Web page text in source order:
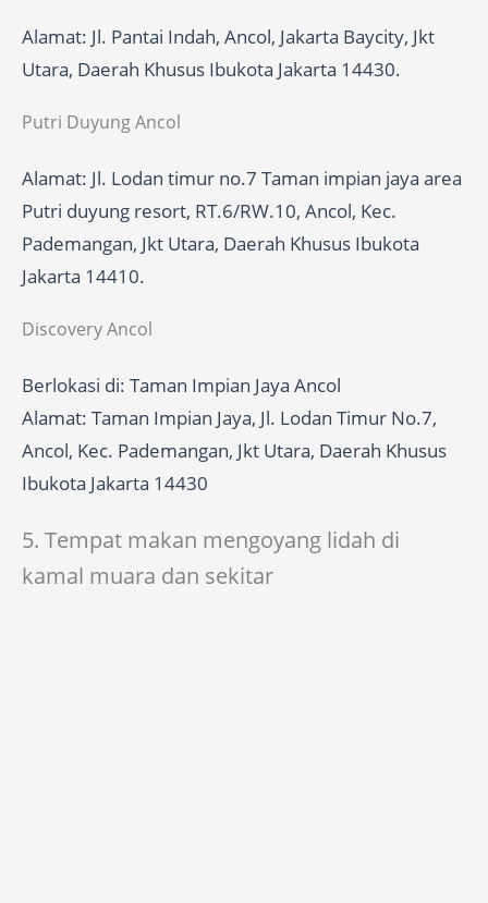
Alamat: Jl. Pantai Indah, Ancol, Jakarta Baycity, Jkt
Utara, Daerah Khusus Ibukota Jakarta 14430.
Putri Duyung Ancol
Alamat: Jl. Lodan timur no.7 Taman impian jaya area
Putri duyung resort, RT.6/RW.10, Ancol, Kec.
Pademangan, Jkt Utara, Daerah Khusus Ibukota
Jakarta 14410.
Discovery Ancol
Berlokasi di: Taman Impian Jaya Ancol
Alamat: Taman Impian Jaya, Jl. Lodan Timur No.7,
Ancol, Kec. Pademangan, Jkt Utara, Daerah Khusus
Ibukota Jakarta 14430
5. Tempat makan mengoyang lidah di
kamal muara dan sekitar